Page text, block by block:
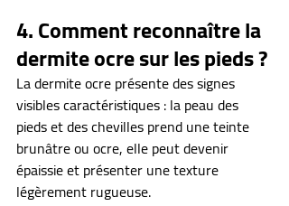
4. Comment reconnaître la
dermite ocre sur les pieds ?
La dermite ocre présente des signes
visibles caractéristiques : la peau des
pieds et des chevilles prend une teinte
brunâtre ou ocre, elle peut devenir
épaissie et présenter une texture
légèrement rugueuse.